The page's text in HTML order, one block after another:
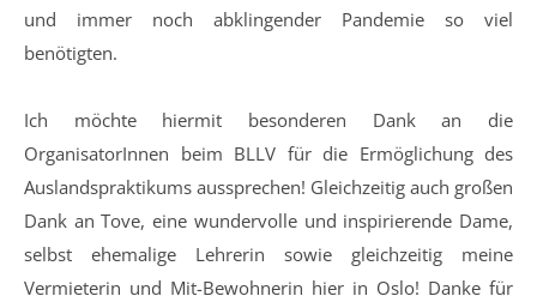
und immer noch abklingender Pandemie so viel
benötigten.
Ich möchte hiermit besonderen Dank an die
OrganisatorInnen beim BLLV für die Ermöglichung des
Auslandspraktikums aussprechen! Gleichzeitig auch großen
Dank an Tove, eine wundervolle und inspirierende Dame,
selbst ehemalige Lehrerin sowie gleichzeitig meine
Vermieterin und Mit-Bewohnerin hier in Oslo! Danke für